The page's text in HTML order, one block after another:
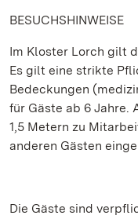
BESUCHSHINWEISE
Im Kloster Lorch gilt
Es gilt eine strikte
Bedeckungen
für Gäste ab 6 Jahre.
1,5 Metern zu
anderen Gästen
Die Gäste sind